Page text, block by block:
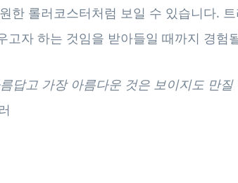
한 롤러코스터처럼 보일 수 있습니다.
고자 하는 것임을 받아들일 때까지 경험
답고 가장 아름다운 것은 보이지도 만